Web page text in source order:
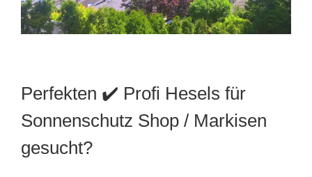
Perfekten ✔️ Profi Hesels für
Sonnenschutz Shop / Markisen
gesucht?